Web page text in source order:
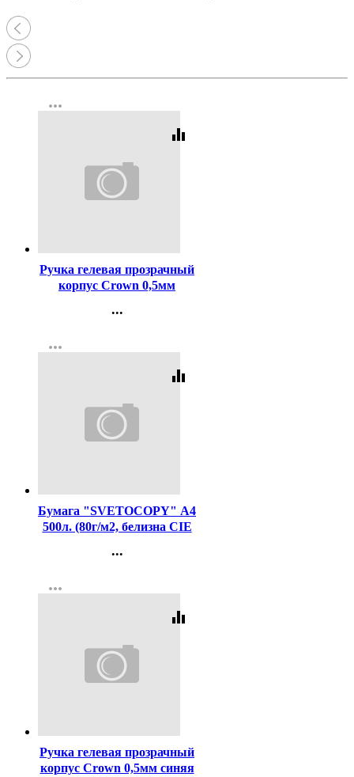
more_horiz
equalizer
Ручка гелевая прозрачный
корпус Crown 0,5мм
...
Регистрация
more_horiz
equalizer
Бумага "SVETOCOPY" А4
500л. (80г/м2, белизна CIE
(Ст.5)
...
Регистрация
more_horiz
equalizer
Ручка гелевая прозрачный
корпус Crown 0,5мм синяя